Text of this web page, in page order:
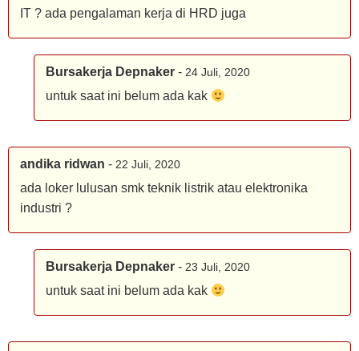
IT ? ada pengalaman kerja di HRD juga
Bursakerja Depnaker - 24 Juli, 2020
untuk saat ini belum ada kak
andika ridwan - 22 Juli, 2020
ada loker lulusan smk teknik listrik atau elektronika
industri ?
Bursakerja Depnaker - 23 Juli, 2020
untuk saat ini belum ada kak